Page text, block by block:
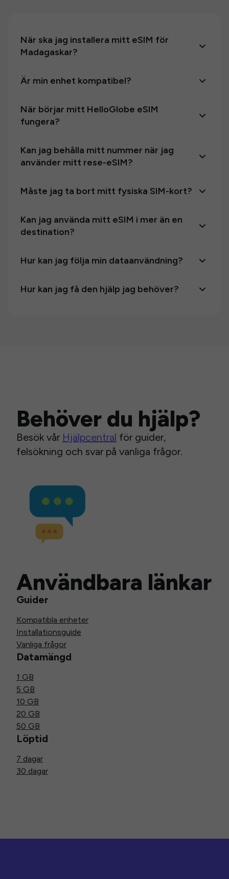
När ska jag installera mitt eSIM för
Madagaskar?
Är min enhet kompatibel?
När börjar mitt HelloGlobe eSIM
fungera?
Kan jag behålla mitt nummer när jag
använder mitt rese-eSIM?
Måste jag ta bort mitt fysiska SIM-kort?
Kan jag använda mitt eSIM i mer än en
destination?
Hur kan jag följa min dataanvändning?
Hur kan jag få den hjälp jag behöver?
Behöver du hjälp?
Besök vår Hjälpcentral för guider,
felsökning och svar på vanliga frågor.
Användbara länkar
Guider
Kompatibla enheter
Installationsguide
Vanliga frågor
Datamängd
1 GB
5 GB
10 GB
20 GB
50 GB
Löptid
7 dagar
30 dagar